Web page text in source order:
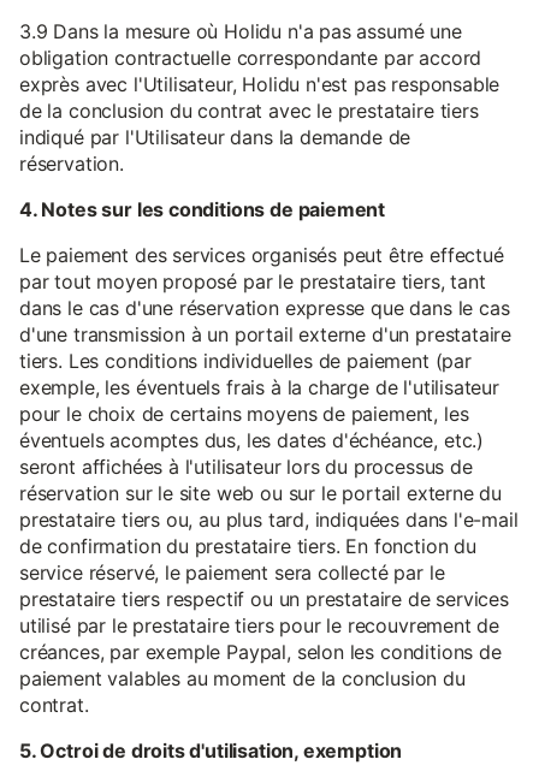
3.9 Dans la mesure où Holidu n'a pas assumé une
obligation contractuelle correspondante par accord
exprès avec l'Utilisateur, Holidu n'est pas responsable
de la conclusion du contrat avec le prestataire tiers
indiqué par l'Utilisateur dans la demande de
réservation.
4. Notes sur les conditions de paiement
Le paiement des services organisés peut être effectué
par tout moyen proposé par le prestataire tiers, tant
dans le cas d'une réservation expresse que dans le cas
d'une transmission à un portail externe d'un prestataire
tiers. Les conditions individuelles de paiement (par
exemple, les éventuels frais à la charge de l'utilisateur
pour le choix de certains moyens de paiement, les
éventuels acomptes dus, les dates d'échéance, etc.)
seront affichées à l'utilisateur lors du processus de
réservation sur le site web ou sur le portail externe du
prestataire tiers ou, au plus tard, indiquées dans l'e-mail
de confirmation du prestataire tiers. En fonction du
service réservé, le paiement sera collecté par le
prestataire tiers respectif ou un prestataire de services
utilisé par le prestataire tiers pour le recouvrement de
créances, par exemple Paypal, selon les conditions de
paiement valables au moment de la conclusion du
contrat.
5. Octroi de droits d'utilisation, exemption